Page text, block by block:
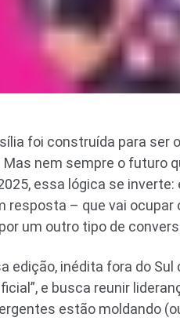
foi construída para ser
Mas nem sempre o futuro
essa lógica se
resposta – que vai ocupar
um outro tipo de
edição, inédita fora do
e busca reunir
estão moldando